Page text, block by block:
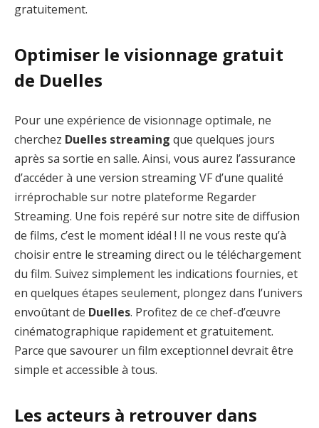
gratuitement.
Optimiser le visionnage gratuit
de Duelles
Pour une expérience de visionnage optimale, ne
cherchez Duelles streaming que quelques jours
après sa sortie en salle. Ainsi, vous aurez l’assurance
d’accéder à une version streaming VF d’une qualité
irréprochable sur notre plateforme Regarder
Streaming. Une fois repéré sur notre site de diffusion
de films, c’est le moment idéal ! Il ne vous reste qu’à
choisir entre le streaming direct ou le téléchargement
du film. Suivez simplement les indications fournies, et
en quelques étapes seulement, plongez dans l’univers
envoûtant de Duelles. Profitez de ce chef-d’œuvre
cinématographique rapidement et gratuitement.
Parce que savourer un film exceptionnel devrait être
simple et accessible à tous.
Les acteurs à retrouver dans